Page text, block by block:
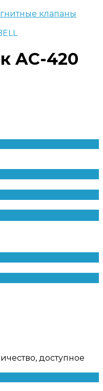
клапаны
AC-420
доступное